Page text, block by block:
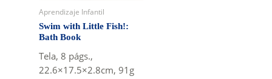
Aprendizaje Infantil
Swim with Little Fish!:
Bath Book
Tela, 8 págs.,
22.6×17.5×2.8cm, 91g